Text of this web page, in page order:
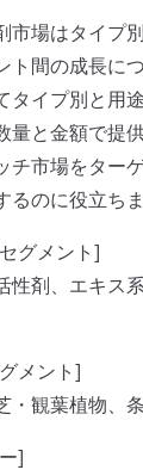
市場はタイプ
ト間の成長に
タイプ別と用
量と金額で提
チ市場をター
るのに役立ちま
グメント]
性剤、エキス
メント]
・観葉植物、
]